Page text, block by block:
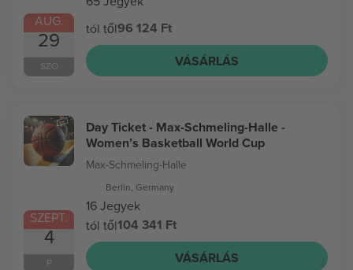
AUG.
29
SZO
tól től96 124 Ft
VÁSÁRLÁS
SZEPT.
4
P
Day Ticket - Max-Schmeling-Halle -
Women’s Basketball World Cup
Max-Schmeling-Halle
Berlin, Germany
16 Jegyek
tól től104 341 Ft
VÁSÁRLÁS